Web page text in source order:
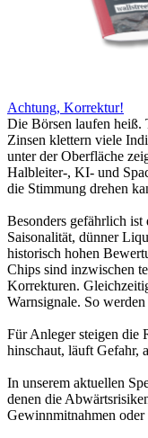
Achtung, Korrektur!
Die Börsen laufen heiß.
Zinsen klettern viele
unter der Oberfläche
Halbleiter-, KI- und
die Stimmung drehen
Besonders gefährlich ist
Saisonalität, dünner
historisch hohen
Chips sind inzwischen
Korrekturen.
Warnsignale. So
Für Anleger steigen die
hinschaut, läuft Gefahr,
In unserem aktuellen
denen die
Gewinnmitnahmen oder